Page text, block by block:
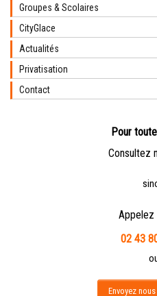
Groupes & Scolaires
CityGlace
Actualités
Privatisation
Contact
Pour
Consultez
Appelez
02 43
Envoyez